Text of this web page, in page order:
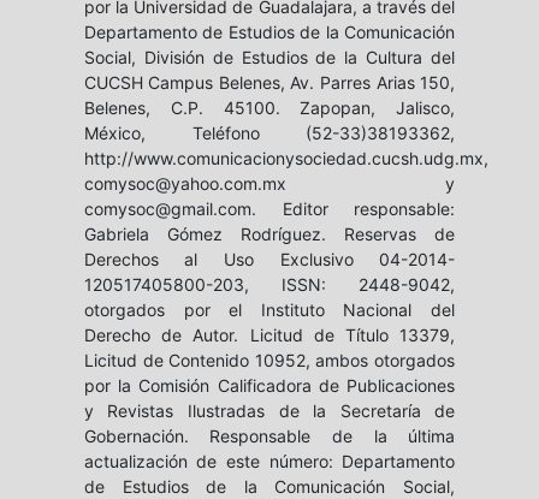
por la Universidad de Guadalajara, a través del
Departamento de Estudios de la Comunicación
Social, División de Estudios de la Cultura del
CUCSH Campus Belenes, Av. Parres Arias 150,
Belenes, C.P. 45100. Zapopan, Jalisco,
México, Teléfono (52-33)38193362,
http://www.comunicacionysociedad.cucsh.udg.mx,
comysoc@yahoo.com.mx y
comysoc@gmail.com. Editor responsable:
Gabriela Gómez Rodríguez. Reservas de
Derechos al Uso Exclusivo 04-2014-
120517405800-203, ISSN: 2448-9042,
otorgados por el Instituto Nacional del
Derecho de Autor. Licitud de Título 13379,
Licitud de Contenido 10952, ambos otorgados
por la Comisión Calificadora de Publicaciones
y Revistas Ilustradas de la Secretaría de
Gobernación. Responsable de la última
actualización de este número: Departamento
de Estudios de la Comunicación Social,